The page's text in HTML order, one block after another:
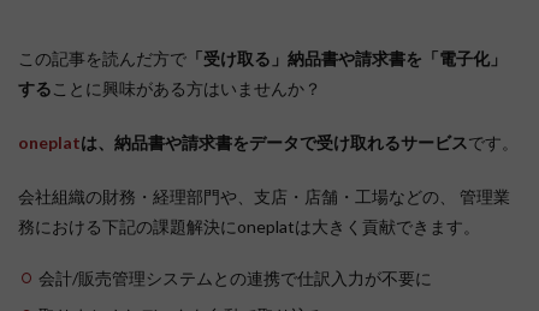
この記事を読んだ方で 「受け取る」納品書や請求書を「電子化」
する ことに興味がある方はいませんか？
oneplatは、納品書や請求書をデータで受け取れるサービスです。
会社組織の財務・経理部門や、支店・店舗・工場などの、 管理業
務における下記の課題解決にoneplatは大きく貢献できます。
会計/販売管理システムとの連携で仕訳入力が不要に